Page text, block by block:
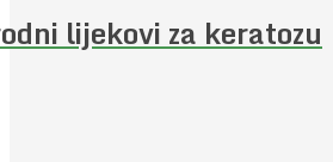
lijekovi za keratozu